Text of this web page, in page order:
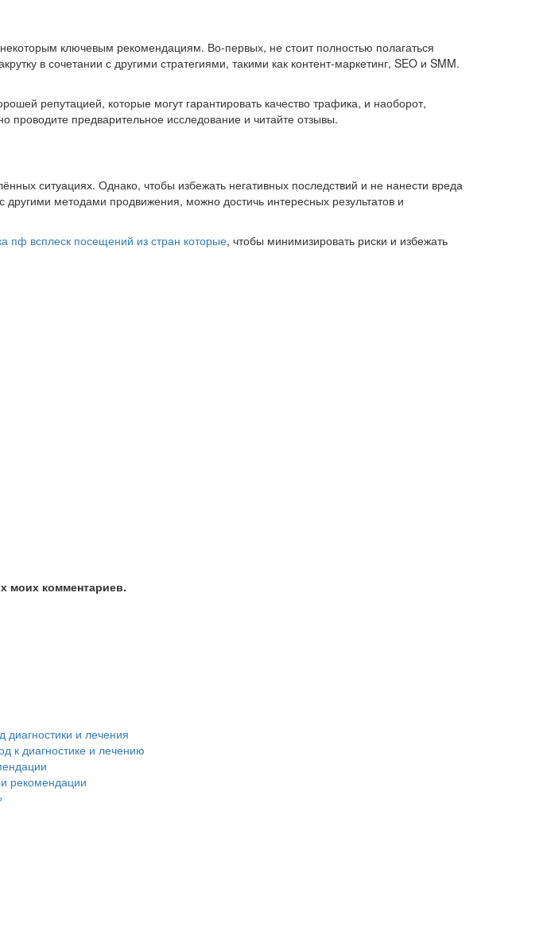
ключевым рекомендациям. Во-первых, не стоит полностью полагаться
в сочетании с другими стратегиями, такими как контент-маркетинг, SEO и SMM.
репутацией, которые могут гарантировать качество трафика, и наоборот,
предварительное исследование и читайте отзывы.
ситуациях. Однако, чтобы избежать негативных последствий и не нанести вреда
методами продвижения, можно достичь интересных результатов и
пф всплеск посещений из стран которые, чтобы минимизировать риски и избежать
моих комментариев.
диагностики и лечения
к диагностике и лечению
рекомендации